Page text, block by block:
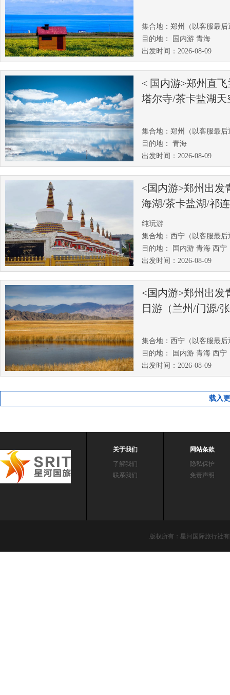
集合地：郑州（以客服最后
目的地： 国内游 青海
出发时间：2026-08-09
< 国内游>郑州直
塔尔寺/茶卡盐湖天
集合地：郑州（以客服最后
目的地： 青海
出发时间：2026-08-09
<国内游>郑州出发
海湖/茶卡盐湖/祁
纯玩游
集合地：西宁（以客服最后
目的地： 国内游 青海 西宁
出发时间：2026-08-09
<国内游>郑州出发
日游（兰州/门源/
集合地：西宁（以客服最后
目的地： 国内游 青海 西宁
出发时间：2026-08-09
载入
关于我们
了解我们
联系我们
网站条款
隐私保护
免责声明
版权所有：星河国际旅行社